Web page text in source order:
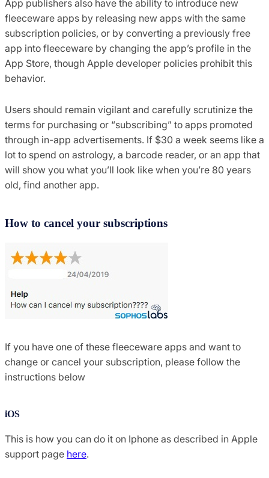
App publishers also have the ability to introduce new
fleeceware apps by releasing new apps with the same
subscription policies, or by converting a previously free
app into fleeceware by changing the app’s profile in the
App Store, though Apple developer policies prohibit this
behavior.
Users should remain vigilant and carefully scrutinize the
terms for purchasing or “subscribing” to apps promoted
through in-app advertisements. If $30 a week seems like a
lot to spend on astrology, a barcode reader, or an app that
will show you what you’ll look like when you’re 80 years
old, find another app.
How to cancel your subscriptions
If you have one of these fleeceware apps and want to
change or cancel your subscription, please follow the
instructions below
iOS
This is how you can do it on Iphone as described in Apple
support page here.